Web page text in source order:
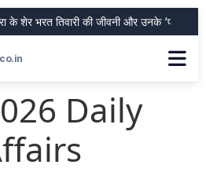
शेर भरत तिवारी की जीवनी और उनके ‘फर्जी
Daily